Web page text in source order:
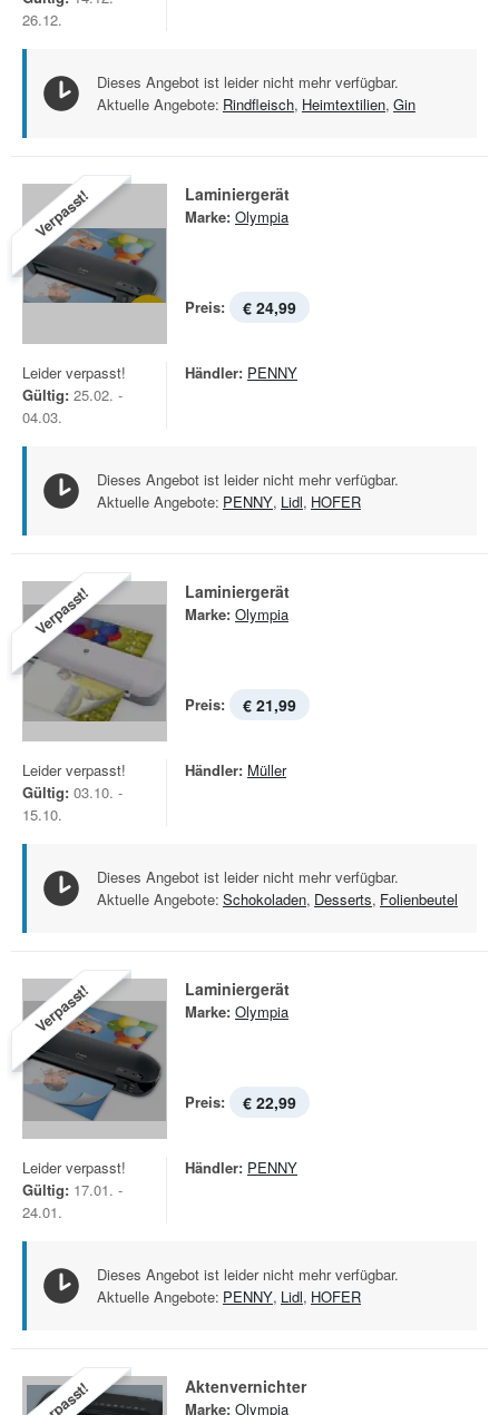
26.12.
Dieses Angebot ist leider nicht mehr verfügbar.
Aktuelle Angebote: Rindfleisch, Heimtextilien, Gin
Verpasst! Laminiergerät
Marke: Olympia
Preis: € 24,99
Leider verpasst!
Gültig: 25.02. -
04.03.
Händler: PENNY
Dieses Angebot ist leider nicht mehr verfügbar.
Aktuelle Angebote: PENNY, Lidl, HOFER
Verpasst! Laminiergerät
Marke: Olympia
Preis: € 21,99
Leider verpasst!
Gültig: 03.10. -
15.10.
Händler: Müller
Dieses Angebot ist leider nicht mehr verfügbar.
Aktuelle Angebote: Schokoladen, Desserts, Folienbeutel
Verpasst! Laminiergerät
Marke: Olympia
Preis: € 22,99
Leider verpasst!
Gültig: 17.01. -
24.01.
Händler: PENNY
Dieses Angebot ist leider nicht mehr verfügbar.
Aktuelle Angebote: PENNY, Lidl, HOFER
Aktenvernichter
Marke: Olympia